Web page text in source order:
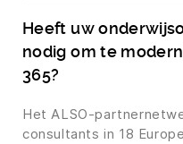
Heeft uw
nodig om te
365?
Het ALSO-
consultants in 18